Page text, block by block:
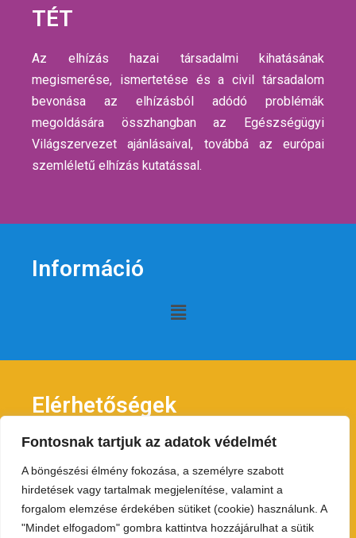
Fontosnak tartjuk az adatok védelmét
A böngészési élmény fokozása, a személyre szabott
hirdetések vagy tartalmak megjelenítése, valamint a
forgalom elemzése érdekében sütiket (cookie) használunk. A
"Mindet elfogadom" gombra kattintva hozzájárulhat a sütik
TÉT
Az elhízás hazai társadalmi kihatásának
megismerése, ismertetése és a civil társadalom
bevonása az elhízásból adódó problémák
megoldására összhangban az Egészségügyi
Világszervezet ajánlásaival, továbbá az európai
szemléletű elhízás kutatással.
Információ
Elérhetőségek
Levelezési cím:
1025 Budaest, Boróka u. 9.
E-mail:
tulsullyalelni@gmail.com